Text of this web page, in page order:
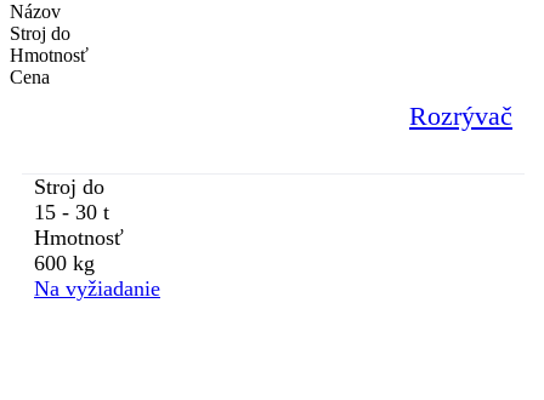
Názov
Stroj do
Hmotnosť
Cena
Rozrývač
Stroj do
15 - 30 t
Hmotnosť
600 kg
Na vyžiadanie